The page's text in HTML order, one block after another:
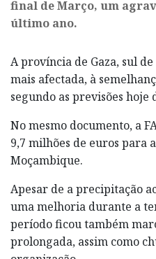
final de Março, um
último ano.
A província de Gaza, sul
mais afectada, à
segundo as previsões hoje
No mesmo documento, a
9,7 milhões de euros para
Moçambique.
Apesar de a precipitação
uma melhoria durante a
período ficou também
prolongada, assim como